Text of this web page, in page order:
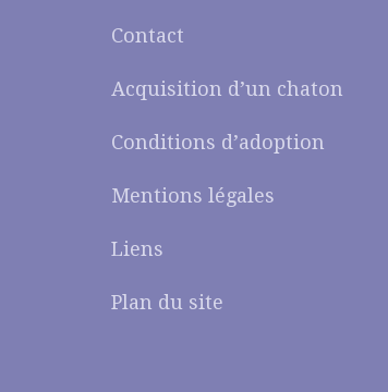
Contact
Acquisition d’un chaton
Conditions d’adoption
Mentions légales
Liens
Plan du site